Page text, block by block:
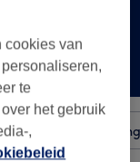
cookies van
te
het gebruik
,